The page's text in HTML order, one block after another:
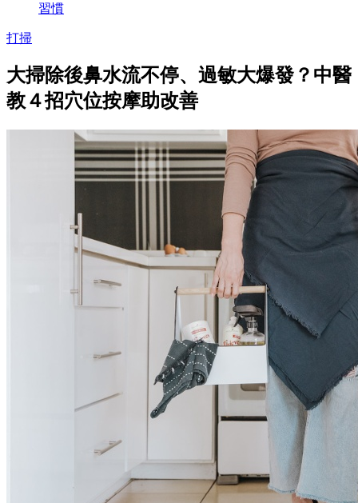
習慣
打掃
大掃除後鼻水流不停、過敏大爆發？中醫
教４招穴位按摩助改善